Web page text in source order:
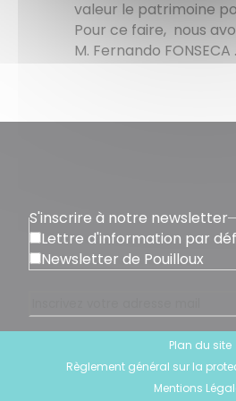
valeur le patrimoine
Pour ce faire, nous
M. Fernando FONSECA
S'inscrire à notre newsletter
Lettre d'information par
Newsletter de Pouilloux
Plan du site
Règlement général sur la
Mentions